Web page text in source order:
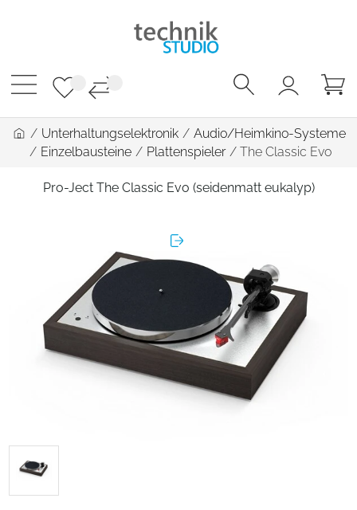
/ Unterhaltungselektronik / Audio/Heimkino-Systeme
/ Einzelbausteine / Plattenspieler/ The Classic Evo
Pro-Ject The Classic Evo (seidenmatt eukalyp)